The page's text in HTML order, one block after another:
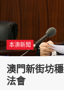
本澳新聞
澳門新街坊
法會